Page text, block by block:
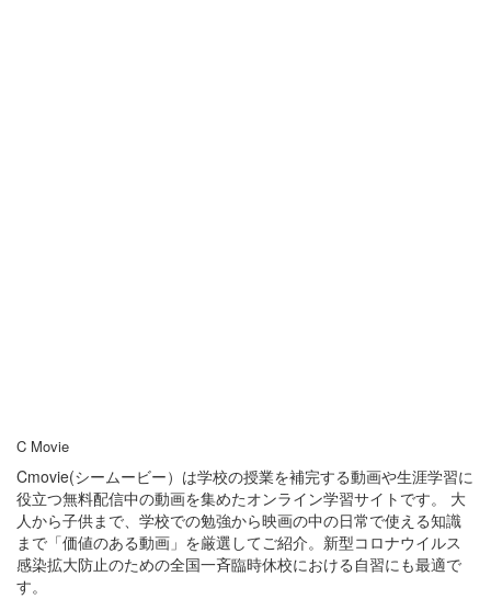
C Movie
Cmovie(シームービー）は学校の授業を補完する動画や生涯学習に
役立つ無料配信中の動画を集めたオンライン学習サイトです。 大
人から子供まで、学校での勉強から映画の中の日常で使える知識
まで「価値のある動画」を厳選してご紹介。新型コロナウイルス
感染拡大防止のための全国一斉臨時休校における自習にも最適で
す。